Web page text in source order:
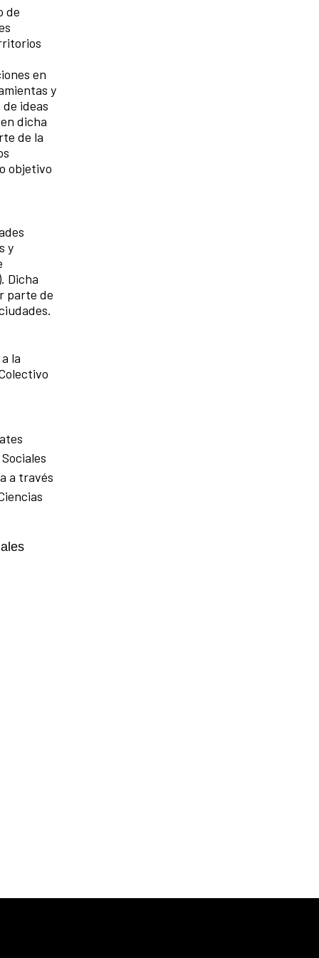
de
en
y
ideas
dicha
de la
objetivo
y
Dicha
parte de
la
a través